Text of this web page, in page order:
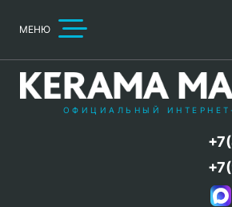
МЕНЮ
ОФИЦИАЛЬНЫЙ